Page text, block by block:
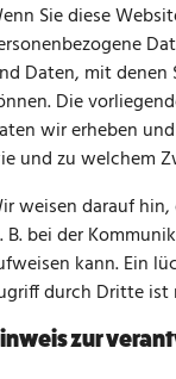
Sie diese
Daten, mit
Die
wir erheben
und zu welchem
weisen darauf
B. bei der
kann. Ein
durch Dritte
zur